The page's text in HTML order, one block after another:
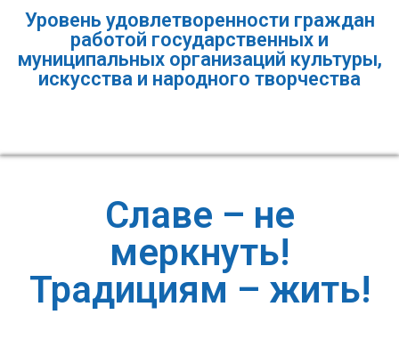
Уровень удовлетворенности граждан
работой государственных и
муниципальных организаций культуры,
искусства и народного творчества
Славе – не
меркнуть!
Традициям – жить!